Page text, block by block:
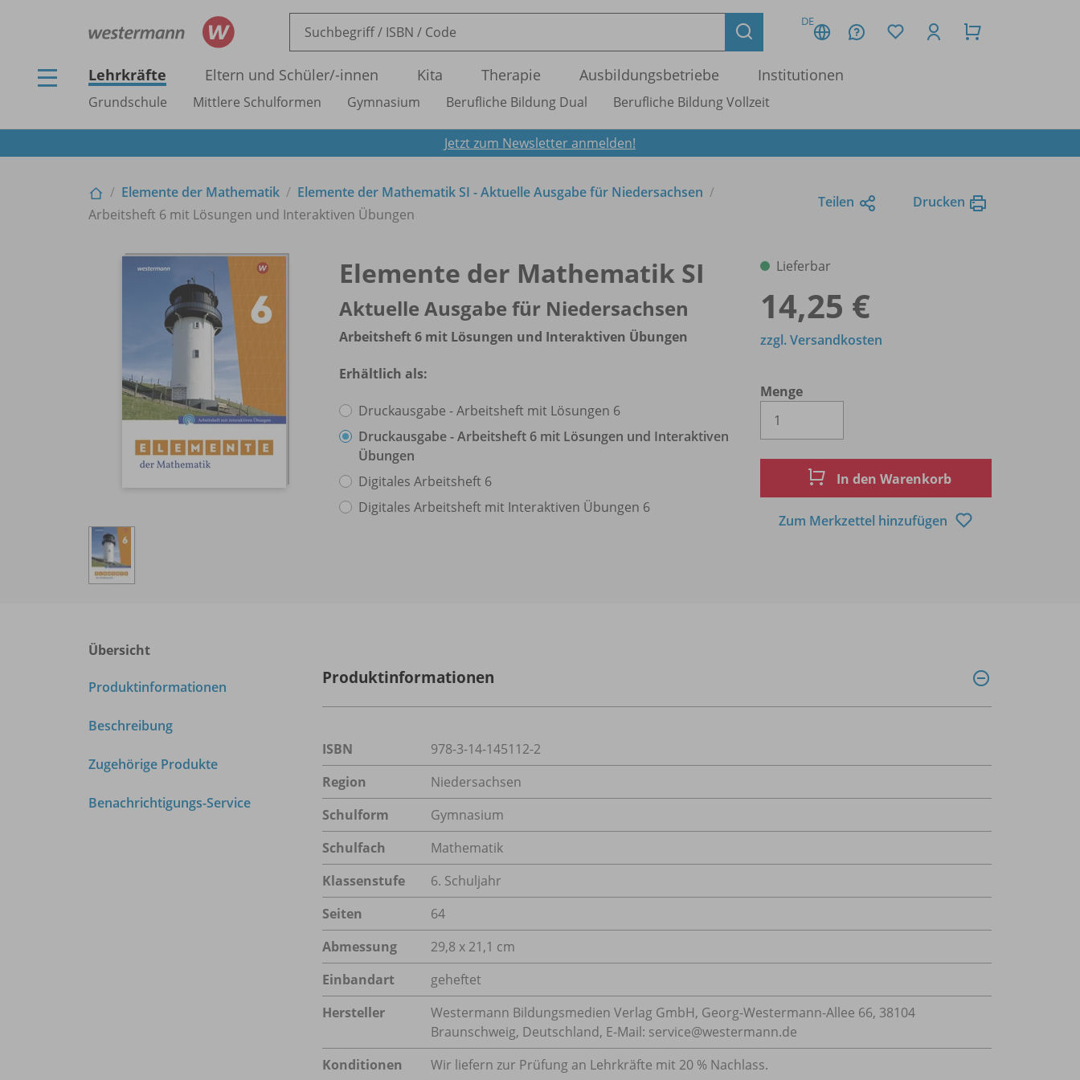
DE
Lehrkräfte Eltern und Schüler/-innen Kita Therapie Ausbildungsbetriebe Institutionen
Grundschule Mittlere Schulformen Gymnasium Berufliche Bildung Dual Berufliche Bildung Vollzeit
Jetzt zum Newsletter anmelden!
Elemente der Mathematik
Elemente der Mathematik SI - Aktuelle Ausgabe für Niedersachsen
Arbeitsheft 6 mit Lösungen und Interaktiven Übungen
Teilen Drucken
Elemente der Mathematik SI
Aktuelle Ausgabe für Niedersachsen
Arbeitsheft 6 mit Lösungen und Interaktiven Übungen
Erhältlich als:
Druckausgabe - Arbeitsheft mit Lösungen 6
Druckausgabe - Arbeitsheft 6 mit Lösungen und Interaktiven
Übungen
Digitales Arbeitsheft 6
Digitales Arbeitsheft mit Interaktiven Übungen 6
Lieferbar
14,25 €
Menge
zzgl. Versandkosten
In den Warenkorb
Zum Merkzettel hinzufügen
Übersicht
Produktinformationen
Beschreibung
Zugehörige Produkte
Benachrichtigungs-Service
Produktinformationen
ISBN
978-3-14-145112-2
Region
Niedersachsen
Schulform
Gymnasium
Schulfach
Mathematik
Klassenstufe
6. Schuljahr
Seiten
64
Abmessung
29,8 x 21,1 cm
Einbandart
geheftet
Hersteller
Westermann Bildungsmedien Verlag GmbH, Georg-Westermann-Allee 66, 38104
Braunschweig, Deutschland, E-Mail: service@westermann.de
Konditionen
Wir liefern zur Prüfung an Lehrkräfte mit 20 % Nachlass.